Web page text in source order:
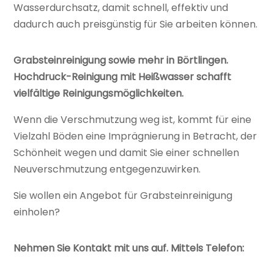
Wasserdurchsatz, damit schnell, effektiv und
dadurch auch preisgünstig für Sie arbeiten können.
Grabsteinreinigung sowie mehr in Börtlingen.
Hochdruck-Reinigung mit Heißwasser schafft
vielfältige Reinigungsmöglichkeiten.
Wenn die Verschmutzung weg ist, kommt für eine
Vielzahl Böden eine Imprägnierung in Betracht, der
Schönheit wegen und damit Sie einer schnellen
Neuverschmutzung entgegenzuwirken.
Sie wollen ein Angebot für Grabsteinreinigung
einholen?
Nehmen Sie Kontakt mit uns auf. Mittels Telefon: